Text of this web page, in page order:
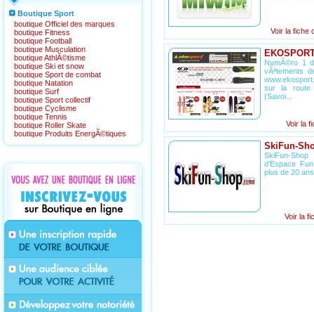
Boutique Sport
boutique Officiel des marques
boutique Fitness
boutique Football
boutique Musculation
boutique AthlÃ©tisme
boutique Ski et snow
boutique Sport de combat
boutique Natation
boutique Surf
boutique Sport collectif
boutique Cyclisme
boutique Tennis
boutique Roller Skate
boutique Produits EnergÃ©tiques
Voir la fiche
NumÃ©ro 1
vÃªtements
sur la route
(Savoi...
Voir la
SkiFun-
SkiFun-
d'Espace
plus de 20
Voir la